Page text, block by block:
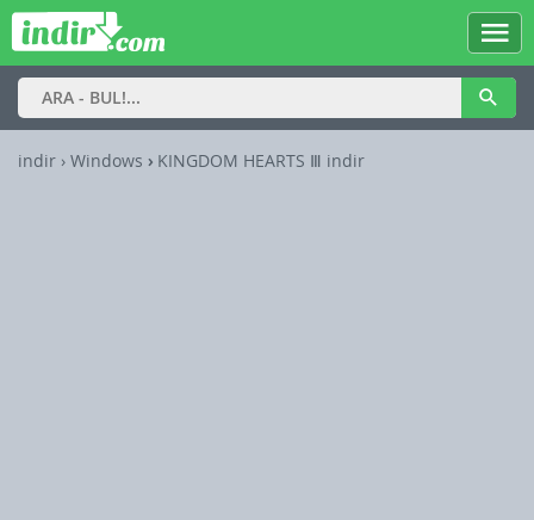
indir › Windows › KINGDOM HEARTS Ⅲ indir